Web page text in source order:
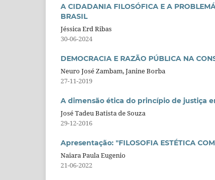
A CIDADANIA FILOSÓFICA E A
BRASIL
Jéssica Erd Ribas
30-06-2024
DEMOCRACIA E RAZÃO PÚBLICA NA
Neuro José Zambam, Janine Borba
27-11-2019
A dimensão ética do princípio de justiça
José Tadeu Batista de Souza
29-12-2016
Apresentação: "FILOSOFIA ESTÉTICA
Naiara Paula Eugenio
21-06-2022